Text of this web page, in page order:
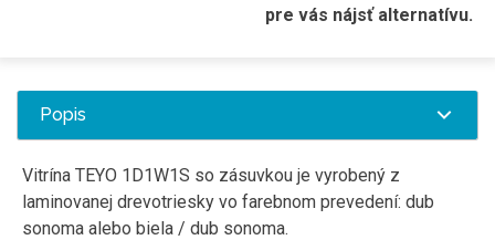
pre vás nájsť alternatívu.
Popis
Vitrína TEYO 1D1W1S so zásuvkou je vyrobený z
laminovanej drevotriesky vo farebnom prevedení: dub
sonoma alebo biela / dub sonoma.